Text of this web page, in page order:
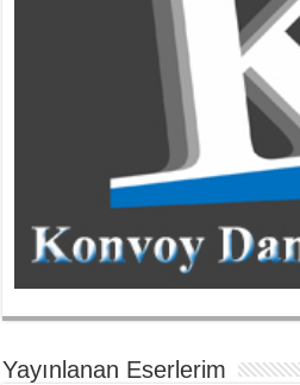
Yayınlanan Eserlerim